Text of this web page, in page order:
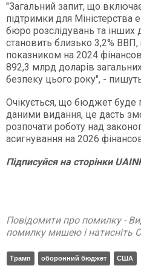
"Загальний запит, що
підтримки для Міністерства
бюро розслідувань та інших
становить близько 3,2%
показником на 2024
892,3 млрд доларів
безпеку цього року", -
Очікується, що бюджет буде
даними видання, це дасть
розпочати роботу над
асигнування на 2026
Підписуйсянасторінки
Повідомити про помилку -
помилку мишею і натисніть
Трамп оборонний бюджет США